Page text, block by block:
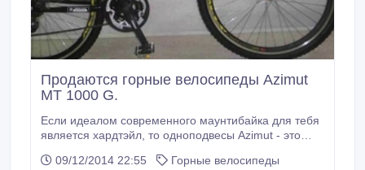
Продаются горные велосипеды Azimut
MT 1000 G.
Если идеалом современного маунтибайка для тебя
является хардтэйл, то одноподвесы Azimut - это
подвески, оборудование Shimano, прочная
09/12/2014 22:55
Горные велосипеды